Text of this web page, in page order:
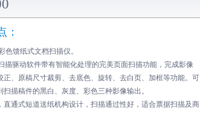
：
色馈纸式文档扫描仪。
描驱动软件带有智能化处理的完美页面扫描功能，完成影像
正、原稿尺寸裁剪、去底色、旋转、去白页、加框等功能。可
扫描稿件的黑白、灰度、彩色三种影像输出。
直通式短道送纸机构设计，扫描通过性好，适合票据扫描及商